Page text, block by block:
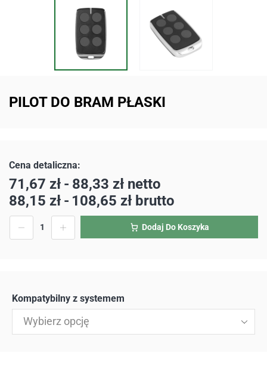
PILOT DO BRAM PŁASKI
71,67 zł - 88,33 zł netto
88,15 zł - 108,65 zł brutto
Dodaj Do Koszyka
Kompatybilny z systemem
Wybierz opcję